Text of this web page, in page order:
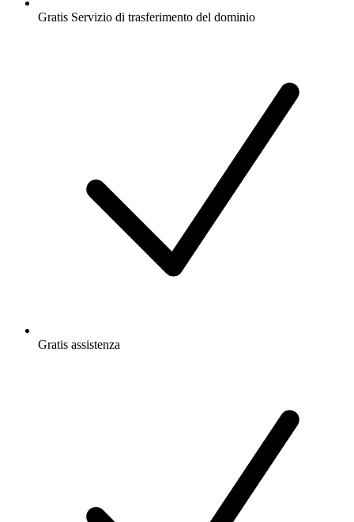
Gratis Servizio di trasferimento del dominio
Gratis assistenza